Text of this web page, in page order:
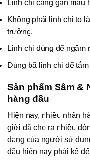
Linh chi càng gần màu
Không phải linh chi to
trưởng.
Linh chi dùng để ngâm
Dùng bã linh chi để
Sản phẩm Sâm &
hàng đầu
Hiện nay, nhiều nhãn
giới đã cho ra nhiều
dạng của người sử
đầu hiện nay phải kể